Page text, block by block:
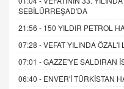
SEBİLÜRREŞAD'DA
21:56 - 150 YILDIR PETROL
07:28 -VEFAT YILINDA
07:01 -GAZZE'YE SALDIRAN
06:40 - ENVER'İ TÜRKİSTAN